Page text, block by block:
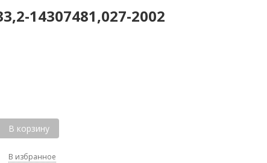
14307481,027-2002
В корзину
В избранное